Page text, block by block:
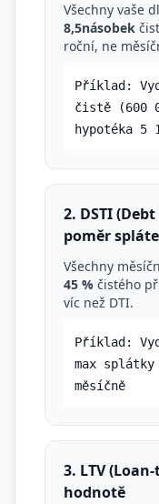
Všechny vaše
8,5násobek
roční, ne
Příklad:
čistě (600
hypotéka 5
2. DSTI
poměr
Všechny
45 % čistého
víc než DTI.
Příklad:
max
měsíčně
3. LTV
hodnotě